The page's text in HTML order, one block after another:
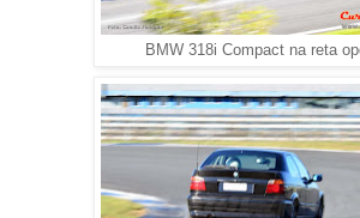
BMW 318i Compact na reta